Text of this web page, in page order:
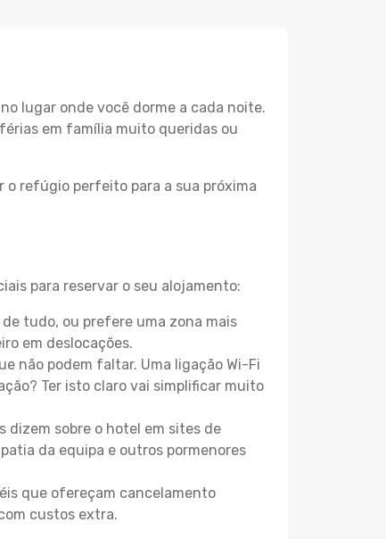
lugar onde você dorme a cada noite.
em família muito queridas ou
o refúgio perfeito para a sua próxima
para reservar o seu alojamento:
tudo, ou prefere uma zona mais
em deslocações.
não podem faltar. Uma ligação Wi-Fi
Ter isto claro vai simplificar muito
dizem sobre o hotel em sites de
da equipa e outros pormenores
que ofereçam cancelamento
custos extra.